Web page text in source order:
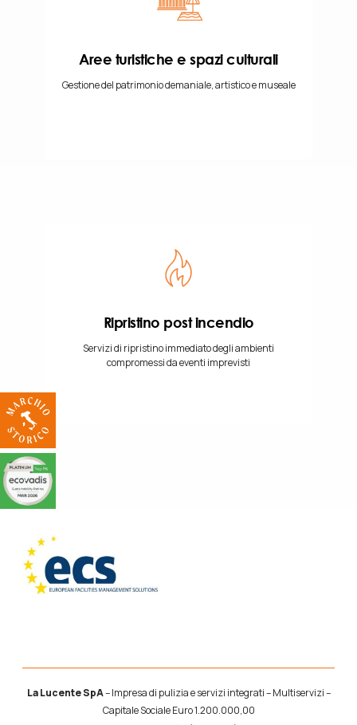
Aree turistiche e spazi culturali
Gestione del patrimonio demaniale, artistico e museale
Ripristino post incendio
Servizi di ripristino immediato degli ambienti
compromessi da eventi imprevisti
La Lucente SpA– Impresa di pulizia e servizi integrati – Multiservizi –
Capitale Sociale Euro 1.200.000,00